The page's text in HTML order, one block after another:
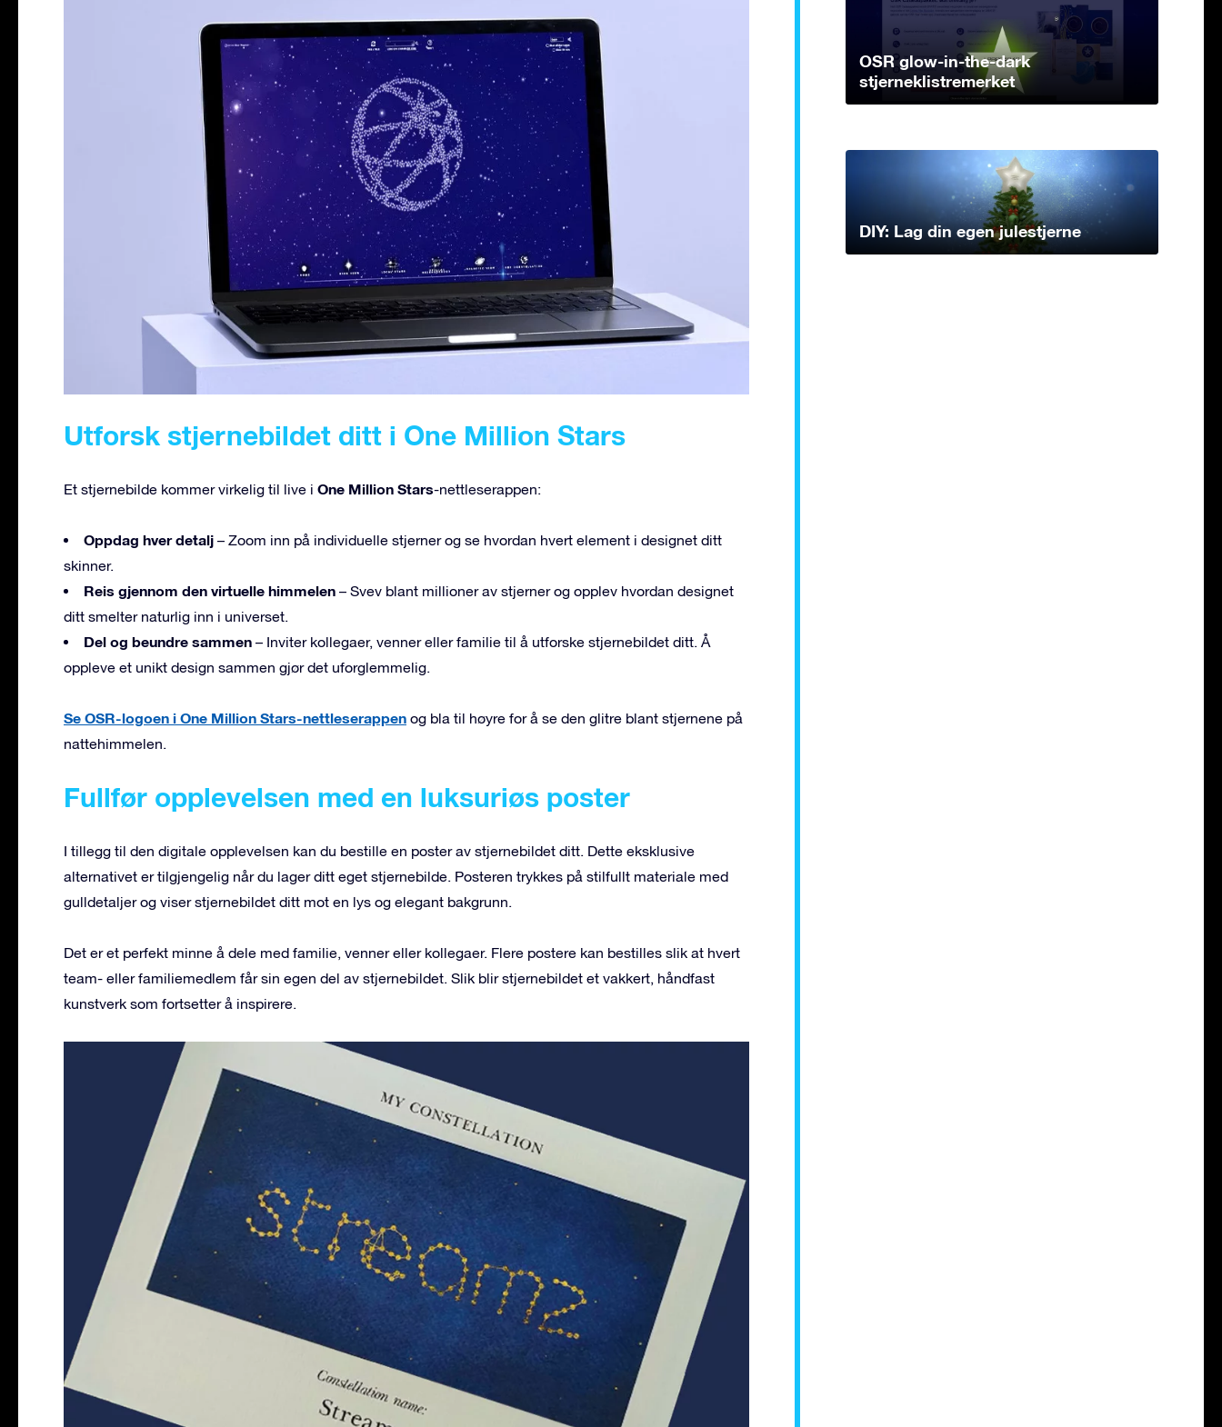
Utforsk stjernebildet ditt i One Million Stars
Et stjernebilde kommer virkelig til live i One Million Stars-nettleserappen:
Oppdag hver detalj – Zoom inn på individuelle stjerner og se hvordan hvert element i designet ditt
skinner.
Reis gjennom den virtuelle himmelen – Svev blant millioner av stjerner og opplev hvordan designet
ditt smelter naturlig inn i universet.
Del og beundre sammen – Inviter kollegaer, venner eller familie til å utforske stjernebildet ditt. Å
oppleve et unikt design sammen gjør det uforglemmelig.
Se OSR-logoen i One Million Stars-nettleserappen og bla til høyre for å se den glitre blant stjernene på
nattehimmelen.
Fullfør opplevelsen med en luksuriøs poster
I tillegg til den digitale opplevelsen kan du bestille en poster av stjernebildet ditt. Dette eksklusive
alternativet er tilgjengelig når du lager ditt eget stjernebilde. Posteren trykkes på stilfullt materiale med
gulldetaljer og viser stjernebildet ditt mot en lys og elegant bakgrunn.
Det er et perfekt minne å dele med familie, venner eller kollegaer. Flere postere kan bestilles slik at hvert
team- eller familiemedlem får sin egen del av stjernebildet. Slik blir stjernebildet et vakkert, håndfast
kunstverk som fortsetter å inspirere.
OSR glow-in-the-dark
stjerneklistremerket
DIY: Lag din egen julestjerne